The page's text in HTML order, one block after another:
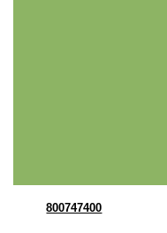
800747400